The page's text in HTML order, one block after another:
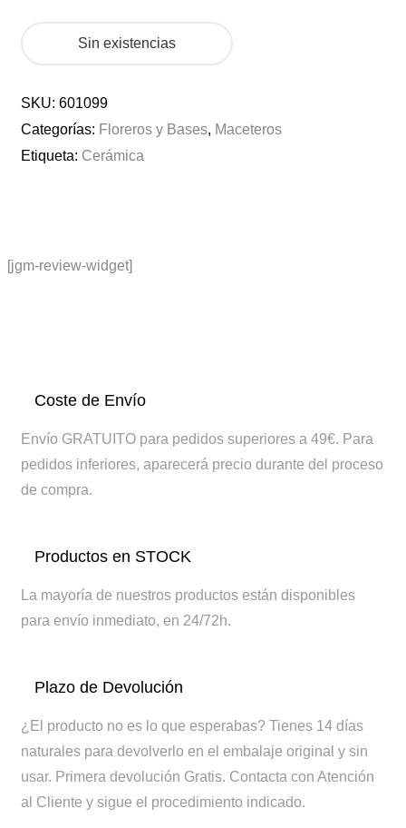
Sin existencias
SKU: 601099
Categorías: Floreros y Bases, Maceteros
Etiqueta: Cerámica
[jgm-review-widget]
Coste de Envío
Envío GRATUITO para pedidos superiores a 49€. Para
pedidos inferiores, aparecerá precio durante del proceso
de compra.
Productos en STOCK
La mayoría de nuestros productos están disponibles
para envío inmediato, en 24/72h.
Plazo de Devolución
¿El producto no es lo que esperabas? Tienes 14 días
naturales para devolverlo en el embalaje original y sin
usar. Primera devolución Gratis. Contacta con Atención
al Cliente y sigue el procedimiento indicado.